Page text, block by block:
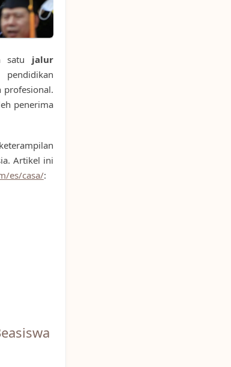
satu jalur
profesional.
penerima
Artikel ini
es/casa/: